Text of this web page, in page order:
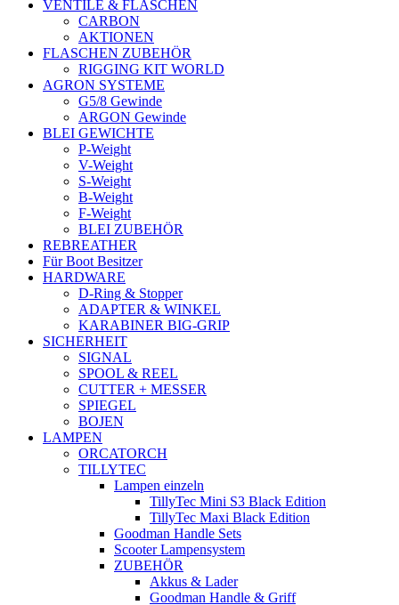
VENTILE & FLASCHEN
CARBON
AKTIONEN
FLASCHEN ZUBEHÖR
RIGGING KIT WORLD
AGRON SYSTEME
G5/8 Gewinde
ARGON Gewinde
BLEI GEWICHTE
P-Weight
V-Weight
S-Weight
B-Weight
F-Weight
BLEI ZUBEHÖR
REBREATHER
Für Boot Besitzer
HARDWARE
D-Ring & Stopper
ADAPTER & WINKEL
KARABINER BIG-GRIP
SICHERHEIT
SIGNAL
SPOOL & REEL
CUTTER + MESSER
SPIEGEL
BOJEN
LAMPEN
ORCATORCH
TILLYTEC
Lampen einzeln
TillyTec Mini S3 Black Edition
TillyTec Maxi Black Edition
Goodman Handle Sets
Scooter Lampensystem
ZUBEHÖR
Akkus & Lader
Goodman Handle & Griff